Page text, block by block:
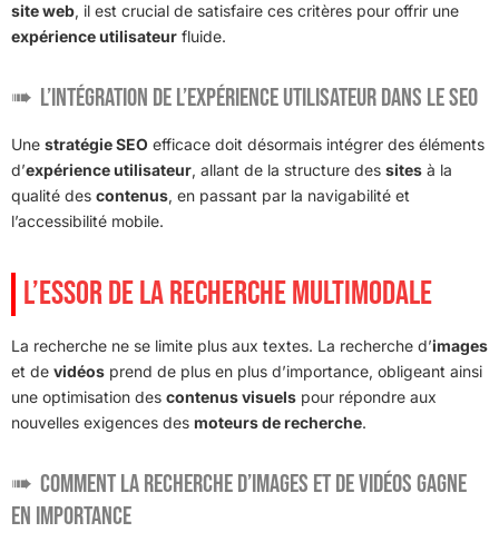
site web, il est crucial de satisfaire ces critères pour offrir une
expérience utilisateur fluide.
L’intégration de l’expérience utilisateur dans le SEO
Une stratégie SEO efficace doit désormais intégrer des éléments
d’expérience utilisateur, allant de la structure des sites à la
qualité des contenus, en passant par la navigabilité et
l’accessibilité mobile.
L’ESSOR DE LA RECHERCHE MULTIMODALE
La recherche ne se limite plus aux textes. La recherche d’images
et de vidéos prend de plus en plus d’importance, obligeant ainsi
une optimisation des contenus visuels pour répondre aux
nouvelles exigences des moteurs de recherche.
Comment la recherche d’images et de vidéos gagne
en importance